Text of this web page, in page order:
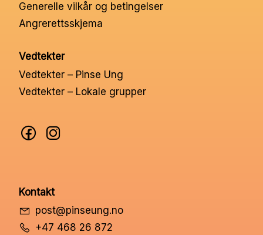
Generelle vilkår og betingelser
Angrerettsskjema
Vedtekter
Vedtekter – Pinse Ung
Vedtekter – Lokale grupper
Kontakt
post@pinseung.no
+47 468 26 872
Kontakt oss
Medlemssystem
Min konto